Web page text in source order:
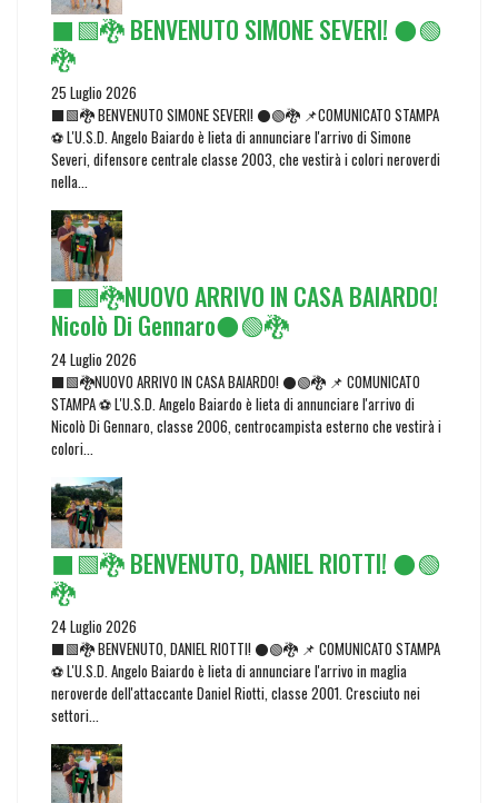
⬛🟩🐉 BENVENUTO SIMONE SEVERI! ⚫🟢
🐉
25 Luglio 2026
⬛🟩🐉 BENVENUTO SIMONE SEVERI! ⚫🟢🐉 📌COMUNICATO STAMPA
⚽ L'U.S.D. Angelo Baiardo è lieta di annunciare l'arrivo di Simone
Severi, difensore centrale classe 2003, che vestirà i colori neroverdi
nella...
⬛🟩🐉NUOVO ARRIVO IN CASA BAIARDO!
Nicolò Di Gennaro⚫🟢🐉
24 Luglio 2026
⬛🟩🐉NUOVO ARRIVO IN CASA BAIARDO! ⚫🟢🐉 📌 COMUNICATO
STAMPA ⚽ L'U.S.D. Angelo Baiardo è lieta di annunciare l'arrivo di
Nicolò Di Gennaro, classe 2006, centrocampista esterno che vestirà i
colori...
⬛🟩🐉 BENVENUTO, DANIEL RIOTTI! ⚫🟢
🐉
24 Luglio 2026
⬛🟩🐉 BENVENUTO, DANIEL RIOTTI! ⚫🟢🐉 📌 COMUNICATO STAMPA
⚽ L'U.S.D. Angelo Baiardo è lieta di annunciare l'arrivo in maglia
neroverde dell'attaccante Daniel Riotti, classe 2001. Cresciuto nei
settori...